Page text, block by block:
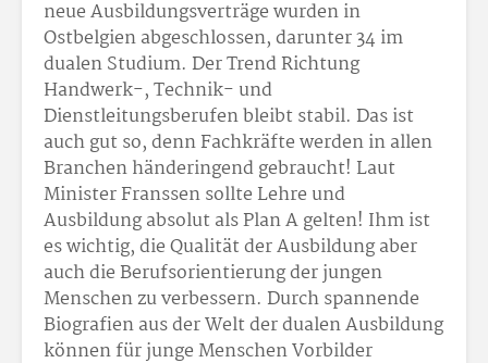
neue Ausbildungsverträge wurden in
Ostbelgien abgeschlossen, darunter 34 im
dualen Studium. Der Trend Richtung
Handwerk-, Technik- und
Dienstleitungsberufen bleibt stabil. Das ist
auch gut so, denn Fachkräfte werden in allen
Branchen händeringend gebraucht! Laut
Minister Franssen sollte Lehre und
Ausbildung absolut als Plan A gelten! Ihm ist
es wichtig, die Qualität der Ausbildung aber
auch die Berufsorientierung der jungen
Menschen zu verbessern. Durch spannende
Biografien aus der Welt der dualen Ausbildung
können für junge Menschen Vorbilder